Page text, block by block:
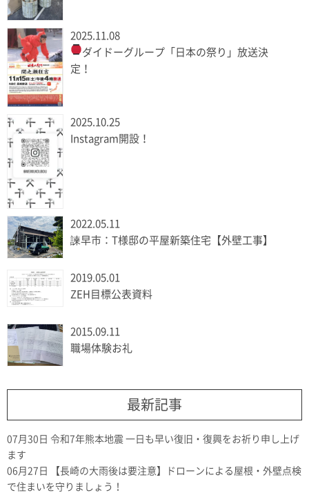
2025.11.08
ダイドーグループ「日本の祭り」放送決
定！
2025.10.25
Instagram開設！
2022.05.11
諫早市：T様邸の平屋新築住宅【外壁工事】
2019.05.01
ZEH目標公表資料
2015.09.11
職場体験お礼
最新記事
07月30日 令和7年熊本地震 一日も早い復旧・復興をお祈り申し上げ
ます
06月27日
【長崎の大雨後は要注意】ドローンによる屋根・外壁点検
で住まいを守りましょう！